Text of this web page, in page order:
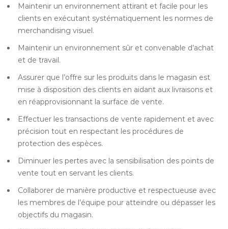
Maintenir un environnement attirant et facile pour les
clients en exécutant systématiquement les normes de
merchandising visuel.
Maintenir un environnement sûr et convenable d’achat
et de travail.
Assurer que l’offre sur les produits dans le magasin est
mise à disposition des clients en aidant aux livraisons et
en réapprovisionnant la surface de vente.
Effectuer les transactions de vente rapidement et avec
précision tout en respectant les procédures de
protection des espèces.
Diminuer les pertes avec la sensibilisation des points de
vente tout en servant les clients.
Collaborer de manière productive et respectueuse avec
les membres de l’équipe pour atteindre ou dépasser les
objectifs du magasin.